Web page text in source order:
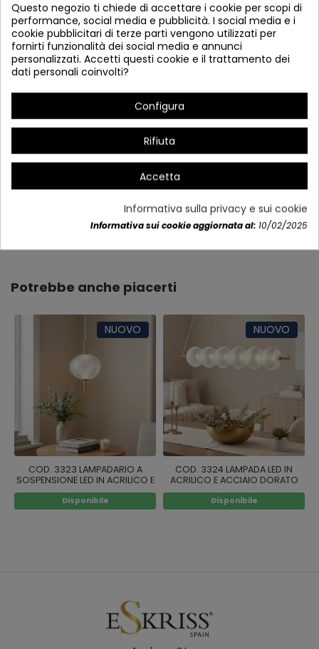
Dettagli del prodotto
Potrebbe anche piacerti
NUOVO
COD. 3323 LAMPADARIO A
SOSPENSIONE LED IN ACRILICO E
ACCIAIO DORATO
Disponibile
NUOVO
COD. 3324 LAMPADA LED IN
ACRILICO E ACCIAIO DORATO
Disponibile
Questo negozio ti chiede di accettare i cookie per scopi di
performance, social media e pubblicità. I social media e i
cookie pubblicitari di terze parti vengono utilizzati per
fornirti funzionalità dei social media e annunci
personalizzati. Accetti questi cookie e il trattamento dei
dati personali coinvolti?
Configura
Rifiuta
Accetta
Informativa sulla privacy e sui cookie
Informativa sui cookie aggiornata al: 10/02/2025